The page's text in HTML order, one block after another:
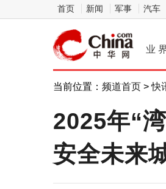
首页 新闻 军事 汽车
业
当前位置： 频道首页 >快
2025年“
安全未来